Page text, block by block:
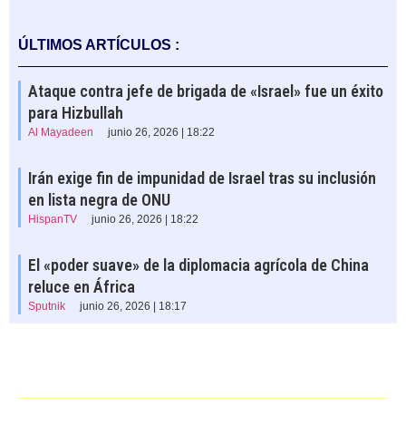
ÚLTIMOS ARTÍCULOS :
Ataque contra jefe de brigada de «Israel» fue un éxito
para Hizbullah
Al Mayadeen junio 26, 2026 | 18:22
Irán exige fin de impunidad de Israel tras su inclusión
en lista negra de ONU
HispanTV junio 26, 2026 | 18:22
El «poder suave» de la diplomacia agrícola de China
reluce en África
Sputnik junio 26, 2026 | 18:17